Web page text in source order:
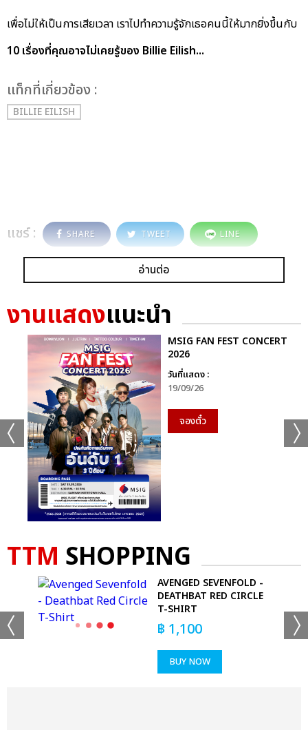
เพื่อไม่ให้เป็นการเสียเวลา เราไปทำความรู้จักเธอคนนี้ให้มากยิ่งขึ้นกับ
10 เรื่องที่คุณอาจไม่เคยรู้ของ Billie Eilish...
เเท็กที่เกี่ยวข้อง :
BILLIE EILISH
แชร์ : SHARE TWEET LINE
อ่านต่อ
งานแสดงแนะนำ
MSIG FAN FEST CONCERT
2026
วันที่แสดง :
19/09/26
จองตั๋ว
TTM SHOPPING
AVENGED SEVENFOLD -
DEATHBAT RED CIRCLE
T-SHIRT
฿ 1,100
BUY NOW